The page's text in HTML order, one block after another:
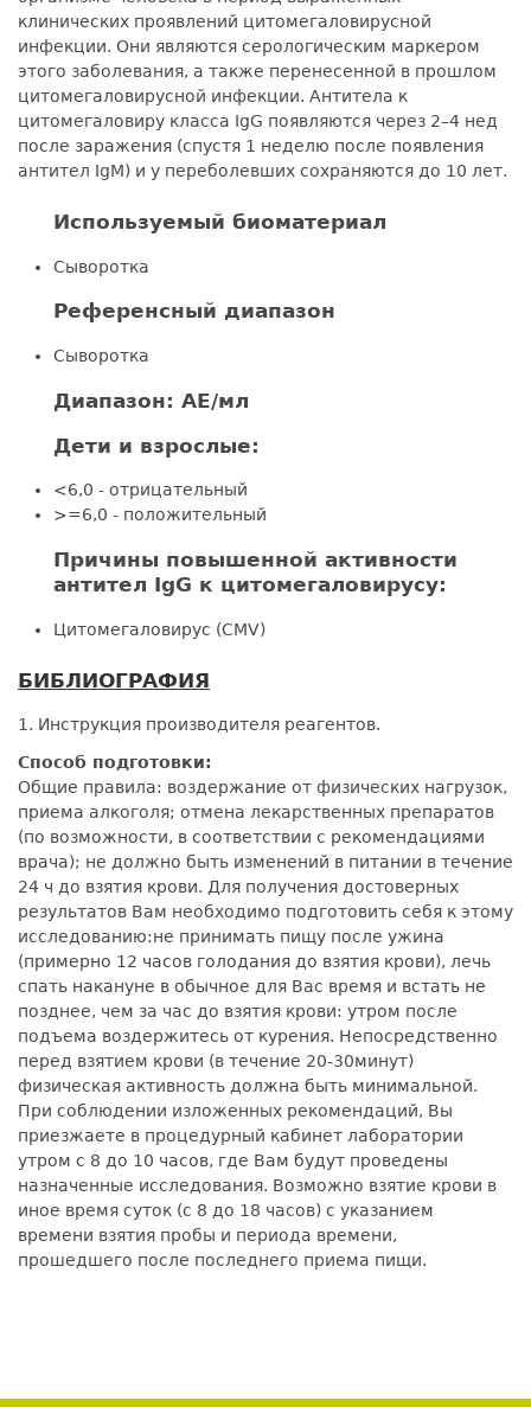
клинических проявлений цитомегаловирусной
инфекции. Они являются серологическим маркером
этого заболевания, а также перенесенной в прошлом
цитомегаловирусной инфекции. Антитела к
цитомегаловиру класса IgG появляются через 2–4 нед
после заражения (спустя 1 неделю после появления
антител IgM) и у переболевших сохраняются до 10 лет.
Используемый биоматериал
Сыворотка
Референсный диапазон
Сыворотка
Диапазон: AE/мл
Дети и взрослые:
<6,0 - отрицательный
>=6,0 - положительный
Причины повышенной активности
антител IgG к цитомегаловирусу:
Цитомегаловирус (CMV)
БИБЛИОГРАФИЯ
1. Инструкция производителя реагентов.
Способ подготовки:
Общие правила: воздержание от физических нагрузок,
приема алкоголя; отмена лекарственных препаратов
(по возможности, в соответствии с рекомендациями
врача); не должно быть изменений в питании в течение
24 ч до взятия крови. Для получения достоверных
результатов Вам необходимо подготовить себя к этому
исследованию:не принимать пищу после ужина
(примерно 12 часов голодания до взятия крови), лечь
спать накануне в обычное для Вас время и встать не
позднее, чем за час до взятия крови: утром после
подъема воздержитесь от курения. Непосредственно
перед взятием крови (в течение 20-30минут)
физическая активность должна быть минимальной.
При соблюдении изложенных рекомендаций, Вы
приезжаете в процедурный кабинет лаборатории
утром с 8 до 10 часов, где Вам будут проведены
назначенные исследования. Возможно взятие крови в
иное время суток (с 8 до 18 часов) с указанием
времени взятия пробы и периода времени,
прошедшего после последнего приема пищи.